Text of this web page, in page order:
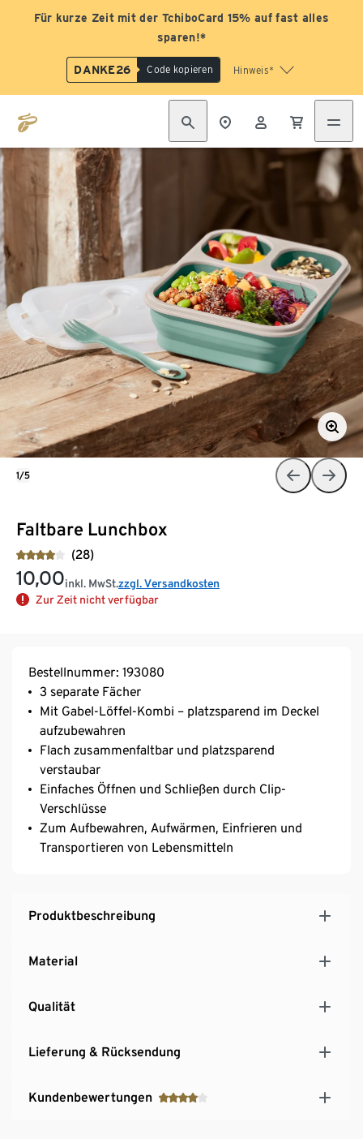
Für kurze Zeit mit der TchiboCard 15% auf fast alles
sparen!*
DANKE26 Code kopieren Hinweis*
Faltbare Lunchbox
(28)
10,00inkl. MwSt.zzgl. Versandkosten
Zur Zeit nicht verfügbar
1/5
Bestellnummer: 193080
3 separate Fächer
Mit Gabel-Löffel-Kombi – platzsparend im Deckel
aufzubewahren
Flach zusammenfaltbar und platzsparend
verstaubar
Einfaches Öffnen und Schließen durch Clip-
Verschlüsse
Zum Aufbewahren, Aufwärmen, Einfrieren und
Transportieren von Lebensmitteln
Produktbeschreibung
Material
Qualität
Lieferung & Rücksendung
Kundenbewertungen